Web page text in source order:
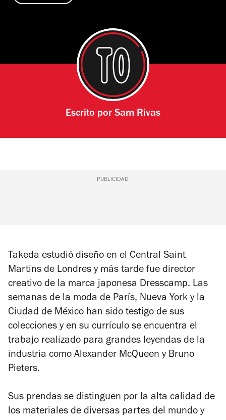
Escrito por Sam Rivas
PUBLICIDAD
Takeda estudió diseño en el Central Saint
Martins de Londres y más tarde fue director
creativo de la marca japonesa Dresscamp. Las
semanas de la moda de París, Nueva York y la
Ciudad de México han sido testigo de sus
colecciones y en su currículo se encuentra el
trabajo realizado para grandes leyendas de la
industria como Alexander McQueen y Bruno
Pieters.
Sus prendas se distinguen por la alta calidad de
los materiales de diversas partes del mundo y